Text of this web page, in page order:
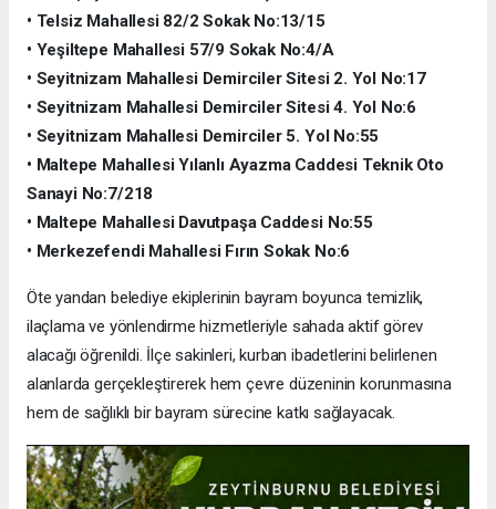
• Telsiz Mahallesi 82/2 Sokak No:13/15
• Yeşiltepe Mahallesi 57/9 Sokak No:4/A
• Seyitnizam Mahallesi Demirciler Sitesi 2. Yol No:17
• Seyitnizam Mahallesi Demirciler Sitesi 4. Yol No:6
• Seyitnizam Mahallesi Demirciler 5. Yol No:55
• Maltepe Mahallesi Yılanlı Ayazma Caddesi Teknik Oto
Sanayi No:7/218
• Maltepe Mahallesi Davutpaşa Caddesi No:55
• Merkezefendi Mahallesi Fırın Sokak No:6
Öte yandan belediye ekiplerinin bayram boyunca temizlik,
ilaçlama ve yönlendirme hizmetleriyle sahada aktif görev
alacağı öğrenildi. İlçe sakinleri, kurban ibadetlerini belirlenen
alanlarda gerçekleştirerek hem çevre düzeninin korunmasına
hem de sağlıklı bir bayram sürecine katkı sağlayacak.